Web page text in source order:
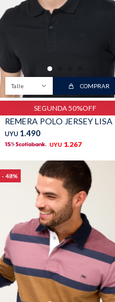
Talle COMPRAR
SEGUNDA 50%OFF
UYU 1.490
UYU 1.267
48